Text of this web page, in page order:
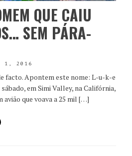
QUE CAIU
SEM PÁRA-
1, 2016
facto. Apontem este nome: L-u-k-e
em Simi Valley, na Califórnia,
avião que voava a 25 mil […]